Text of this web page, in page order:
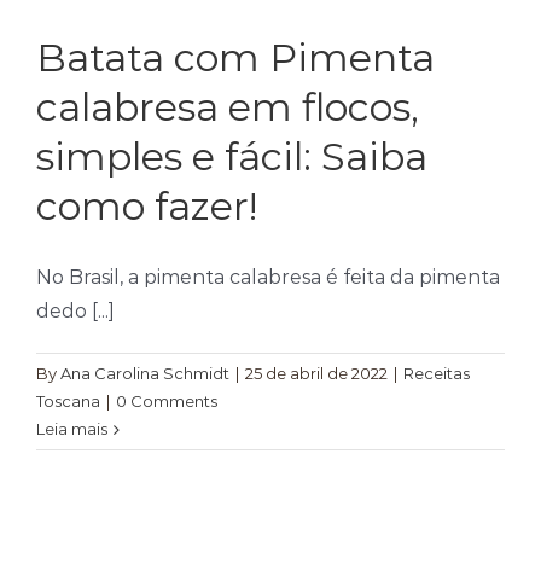
Temperos
Tomates
Batata com Pimenta
calabresa em flocos,
simples e fácil: Saiba
como fazer!
No Brasil, a pimenta calabresa é feita da pimenta
dedo [...]
ByAna Carolina Schmidt | 25 de abril de 2022 | Receitas
Toscana | 0 Comments
Leia mais